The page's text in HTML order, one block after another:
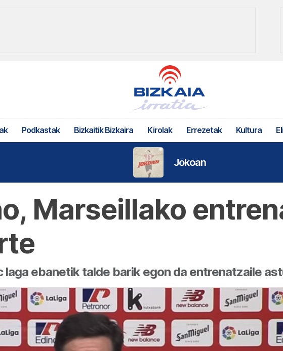
Podkastak Bizkaitik Bizkaira Kirolak Errezetak Kultura
Jokoan
Marseillako
laga ebanetik talde barik egon da entrenatzaile